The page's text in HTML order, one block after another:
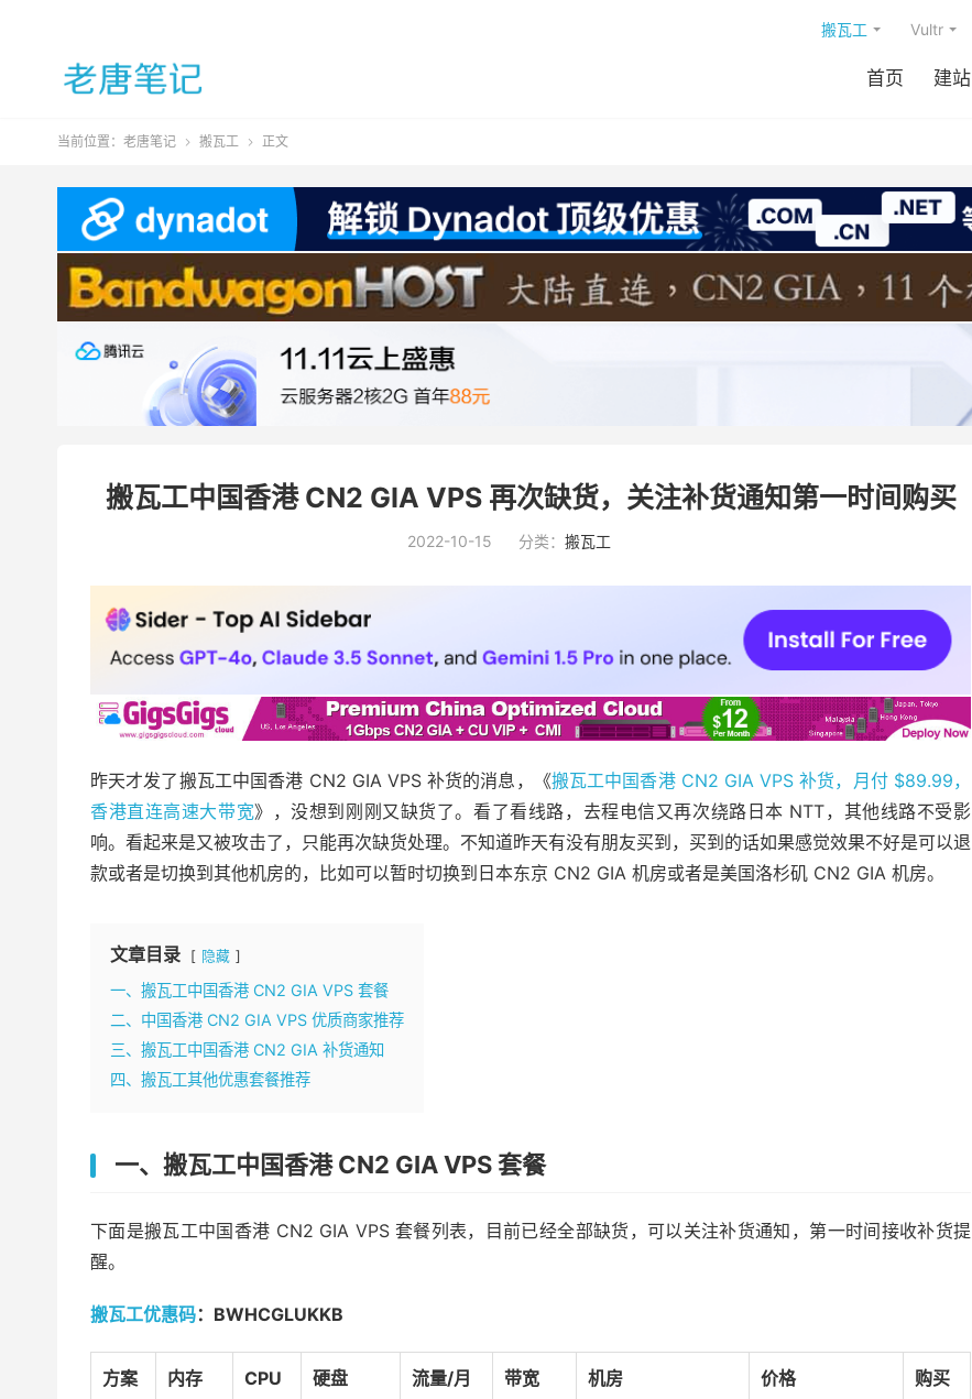
首页 建站
搬瓦工 Vultr
当前位置： 老唐笔记  搬瓦工  正文
搬瓦工中国香港 CN2 GIA VPS 再次缺货，关注补货通知第一时间购买
2022-10-15 分类： 搬瓦工
昨天才发了搬瓦工中国香港 CN2 GIA VPS 补货的消息，《搬瓦工中国香港 CN2 GIA VPS 补货，月付 $89.99，
香港直连高速大带宽》，没想到刚刚又缺货了。看了看线路，去程电信又再次绕路日本 NTT，其他线路不受影
响。看起来是又被攻击了，只能再次缺货处理。不知道昨天有没有朋友买到，买到的话如果感觉效果不好是可以退
款或者是切换到其他机房的，比如可以暂时切换到日本东京 CN2 GIA 机房或者是美国洛杉矶 CN2 GIA 机房。
文章目录 隐藏
一、搬瓦工中国香港 CN2 GIA VPS 套餐
二、中国香港 CN2 GIA VPS 优质商家推荐
三、搬瓦工中国香港 CN2 GIA 补货通知
四、搬瓦工其他优惠套餐推荐
一、搬瓦工中国香港 CN2 GIA VPS 套餐
下面是搬瓦工中国香港 CN2 GIA VPS 套餐列表，目前已经全部缺货，可以关注补货通知，第一时间接收补货提
醒。
搬瓦工优惠码：BWHCGLUKKB
方案 内存 CPU 硬盘 流量/月 带宽 机房 价格 购买